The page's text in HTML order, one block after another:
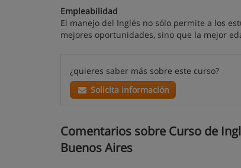
Empleabilidad
El manejo del Inglés no sólo permite a los
mejores oportunidades, sino que la mejor
¿quieres saber más sobre este curso?
Solicita información
Comentarios sobre Curso de
Buenos Aires